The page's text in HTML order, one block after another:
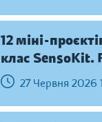
12 міні-
клас SensoKit.
27 Червня 2026